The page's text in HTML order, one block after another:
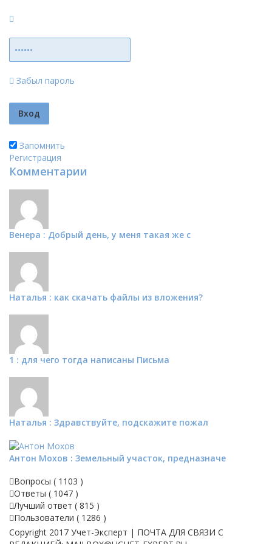
Забыл пароль
Запомнить
Регистрация
Комментарии
Венера : Добрый день, у меня такая же с
Наталья : как скачать файлы из вложения?
1 : для чего тогда написаны Письма
Наталья : Здравствуйте, подскажите пожал
Антон Мохов : Земельный участок, предназначе
Вопросы ( 1103 )
Ответы ( 1047 )
Лучший ответ ( 815 )
Пользователи ( 1286 )
Copyright 2017 Учет-Эксперт | ПОЧТА ДЛЯ СВЯЗИ С